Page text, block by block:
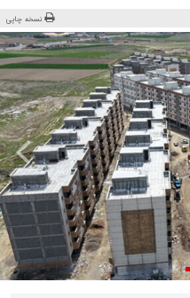
نسخه چاپی